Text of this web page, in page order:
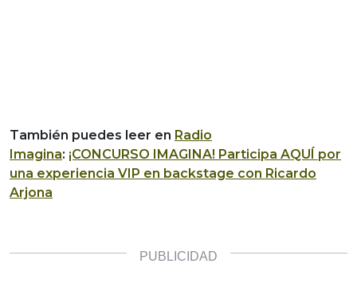
También puedes leer en Radio
Imagina: ¡CONCURSO IMAGINA! Participa AQUÍ por
una experiencia VIP en backstage con Ricardo
Arjona